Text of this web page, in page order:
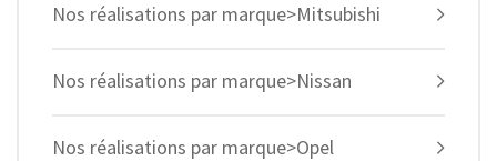
Nos réalisations par marque>Mitsubishi
Nos réalisations par marque>Nissan
Nos réalisations par marque>Opel